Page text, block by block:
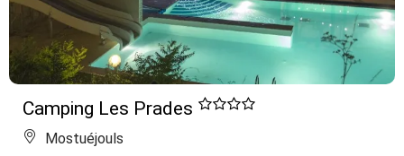
Camping Les Prades
Mostuéjouls